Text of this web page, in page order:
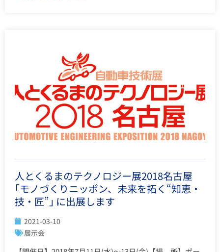
人とくるまのテクノロジー展2018名古屋
｢モノづくりニッポン、未来を拓く“知恵・
技・匠”｣ に出展します
2021-03-10
展示会